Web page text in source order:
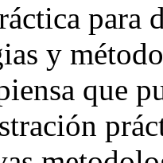
para
y
que